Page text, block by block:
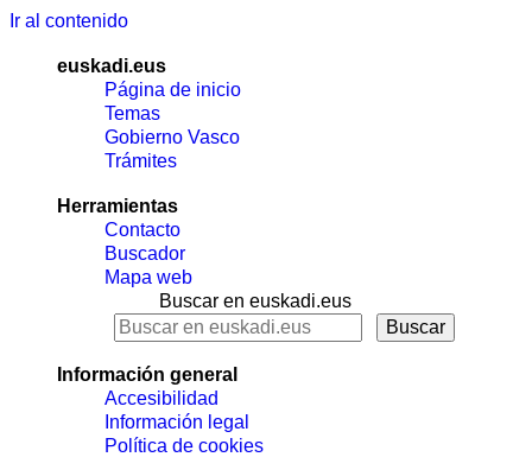
Ir al contenido
euskadi.eus
Página de inicio
Temas
Gobierno Vasco
Trámites
Herramientas
Contacto
Buscador
Mapa web
Buscar en euskadi.eus
Información general
Accesibilidad
Información legal
Política de cookies